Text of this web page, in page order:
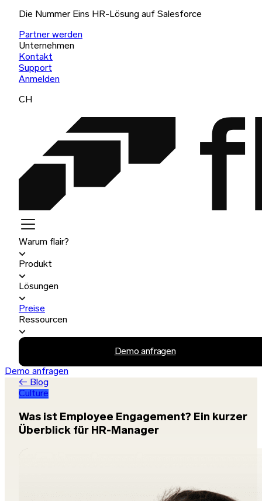
Die Nummer Eins HR-Lösung auf Salesforce
Partner werden
Unternehmen
Kontakt
Support
Anmelden
CH
Warum flair?
Produkt
Lösungen
Preise
Ressourcen
Demo anfragen
Demo anfragen
← Blog
Culture
Was ist Employee Engagement? Ein kurzer
Überblick für HR-Manager